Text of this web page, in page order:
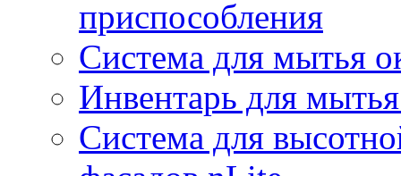
приспособления
Система для мытья
Инвентарь для
Система для